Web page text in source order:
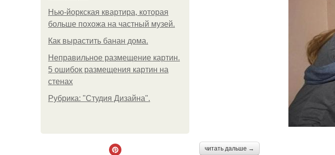
Нью-йоркская квартира, которая
больше похожа на частный музей.
Как вырастить банан дома.
Неправильное размещение картин.
5 ошибок размещения картин на
стенах
Рубрика: "Студия Дизайна".
читать дальше →